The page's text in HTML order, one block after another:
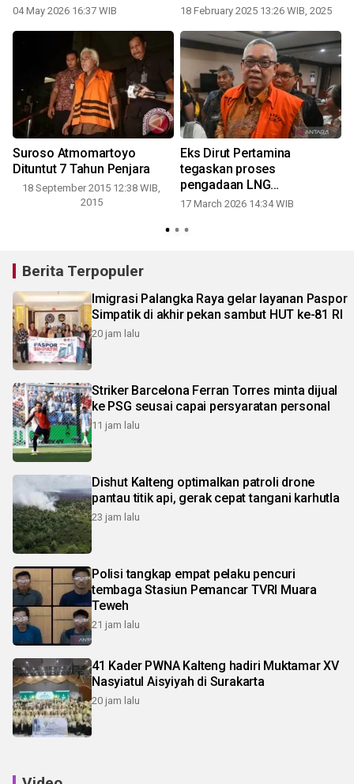
04 May 2026 16:37 WIB 18 February 2025 13:26 WIB, 2025
Suroso Atmomartoyo
Dituntut 7 Tahun Penjara
18 September 2015 12:38 WIB,
2015
Eks Dirut Pertamina
tegaskan proses
pengadaan LNG
berdasarkan kajian
17 March 2026 14:34 WIB
Berita Terpopuler
Imigrasi Palangka Raya gelar layanan Paspor
Simpatik di akhir pekan sambut HUT ke-81 RI
20 jam lalu
Striker Barcelona Ferran Torres minta dijual
ke PSG seusai capai persyaratan personal
11 jam lalu
Dishut Kalteng optimalkan patroli drone
pantau titik api, gerak cepat tangani karhutla
23 jam lalu
Polisi tangkap empat pelaku pencuri
tembaga Stasiun Pemancar TVRI Muara
Teweh
21 jam lalu
41 Kader PWNA Kalteng hadiri Muktamar XV
Nasyiatul Aisyiyah di Surakarta
20 jam lalu